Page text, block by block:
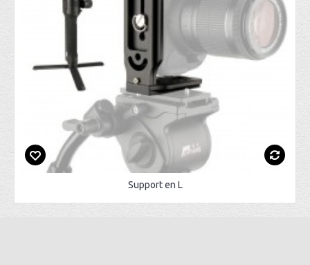
Support en L